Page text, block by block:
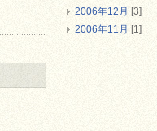
2006年12月 [3]
2006年11月 [1]